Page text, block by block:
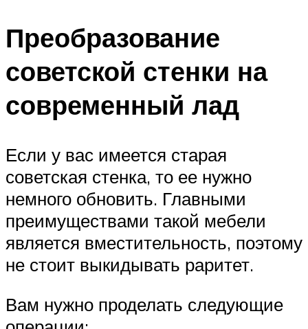
Преобразование
советской стенки на
современный лад
Если у вас имеется старая
советская стенка, то ее нужно
немного обновить. Главными
преимуществами такой мебели
является вместительность, поэтому
не стоит выкидывать раритет.
Вам нужно проделать следующие